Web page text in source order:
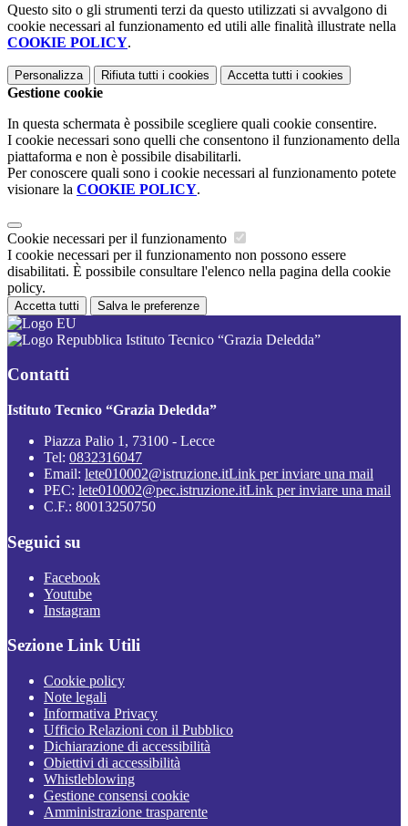
Questo sito o gli strumenti terzi da questo utilizzati si avvalgono di
cookie necessari al funzionamento ed utili alle finalità illustrate nella
COOKIE POLICY.
Personalizza Rifiuta tutti i cookies Accetta tutti i cookies
Gestione cookie
In questa schermata è possibile scegliere quali cookie consentire.
I cookie necessari sono quelli che consentono il funzionamento della
piattaforma e non è possibile disabilitarli.
Per conoscere quali sono i cookie necessari al funzionamento potete
visionare la COOKIE POLICY.
Cookie necessari per il funzionamento
I cookie necessari per il funzionamento non possono essere
disabilitati. È possibile consultare l'elenco nella pagina della cookie
policy.
Accetta tutti Salva le preferenze
Istituto Tecnico “Grazia Deledda”
Contatti
Istituto Tecnico “Grazia Deledda”
Piazza Palio 1, 73100 - Lecce
Tel: 0832316047
Email: lete010002@istruzione.itLink per inviare una mail
PEC: lete010002@pec.istruzione.itLink per inviare una mail
C.F.: 80013250750
Seguici su
Facebook
Youtube
Instagram
Sezione Link Utili
Cookie policy
Note legali
Informativa Privacy
Ufficio Relazioni con il Pubblico
Dichiarazione di accessibilità
Obiettivi di accessibilità
Whistleblowing
Gestione consensi cookie
Amministrazione trasparente